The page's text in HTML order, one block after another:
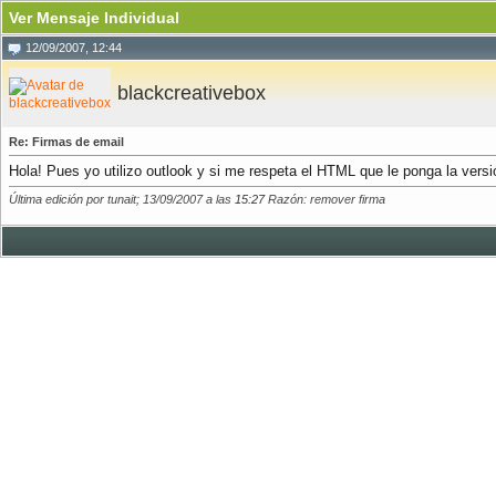
Ver Mensaje Individual
12/09/2007, 12:44
blackcreativebox
Re: Firmas de email
Hola! Pues yo utilizo outlook y si me respeta el HTML que le ponga la
Última edición por tunait; 13/09/2007 a las 15:27Razón: remover firma